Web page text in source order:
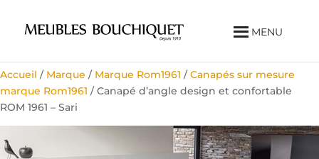
MENU
Accueil / Marque / Marque Rom1961 /Canapés sur mesure
marque Rom1961 / Canapé d’angle design et confortable
ROM 1961 – Sari